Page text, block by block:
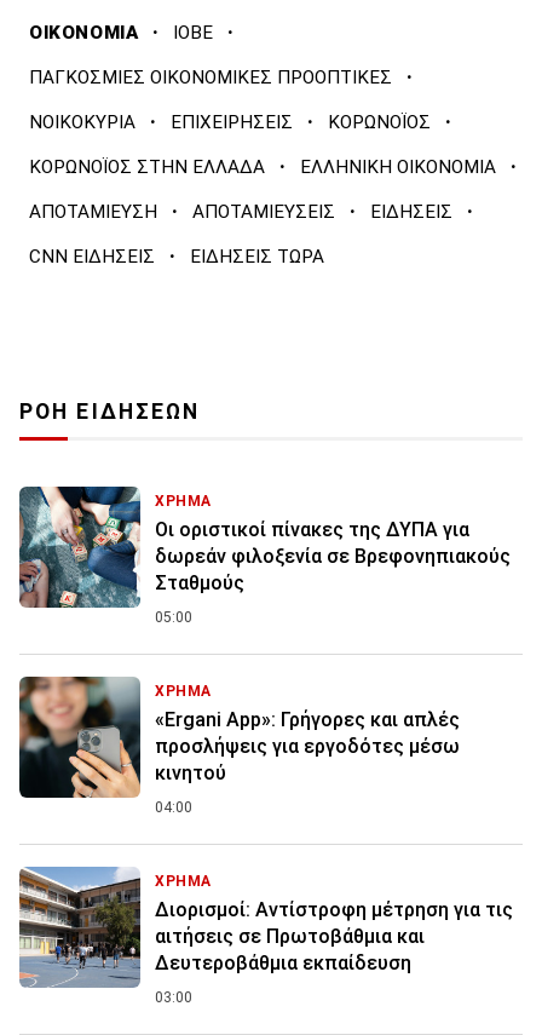
ΟΙΚΟΝΟΜΙΑ · ΙΟΒΕ ·
ΠΑΓΚΟΣΜΙΕΣ ΟΙΚΟΝΟΜΙΚΕΣ ΠΡΟΟΠΤΙΚΕΣ ·
ΝΟΙΚΟΚΥΡΙΑ · ΕΠΙΧΕΙΡΗΣΕΙΣ · ΚΟΡΩΝΟΪΟΣ ·
ΚΟΡΩΝΟΪΟΣ ΣΤΗΝ ΕΛΛΑΔΑ · ΕΛΛΗΝΙΚΗ ΟΙΚΟΝΟΜΙΑ ·
ΑΠΟΤΑΜΙΕΥΣΗ · ΑΠΟΤΑΜΙΕΥΣΕΙΣ · ΕΙΔΗΣΕΙΣ ·
CNN ΕΙΔΗΣΕΙΣ · ΕΙΔΗΣΕΙΣ ΤΩΡΑ
ΡΟΗ ΕΙΔΗΣΕΩΝ
ΧΡΗΜΑ
Οι οριστικοί πίνακες της ΔΥΠΑ για
δωρεάν φιλοξενία σε Βρεφονηπιακούς
Σταθμούς
05:00
ΧΡΗΜΑ
«Ergani App»: Γρήγορες και απλές
προσλήψεις για εργοδότες μέσω
κινητού
04:00
ΧΡΗΜΑ
Διορισμοί: Αντίστροφη μέτρηση για τις
αιτήσεις σε Πρωτοβάθμια και
Δευτεροβάθμια εκπαίδευση
03:00